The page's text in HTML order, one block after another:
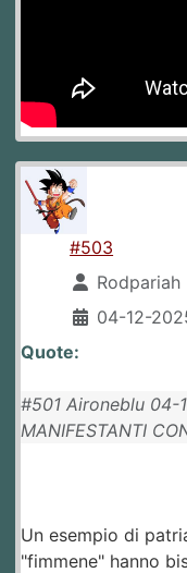
#503
Rodpariah
04-12-
Quote:
#501 Aironeblu 04-
MANIFESTANTI
Un esempio di
"fimmene" hanno